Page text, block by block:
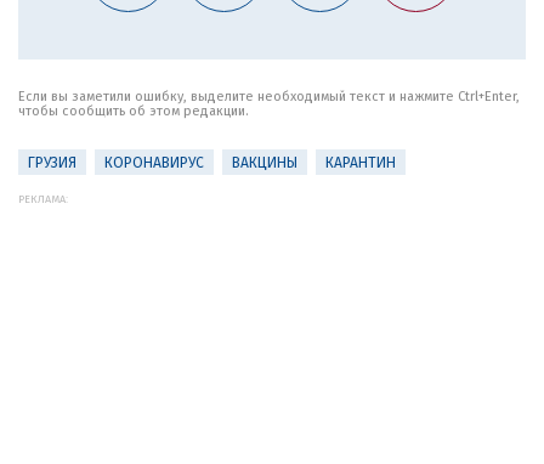
Если вы заметили ошибку, выделите необходимый текст и нажмите Ctrl+Enter,
чтобы сообщить об этом редакции.
ГРУЗИЯ КОРОНАВИРУС ВАКЦИНЫ КАРАНТИН
РЕКЛАМА: